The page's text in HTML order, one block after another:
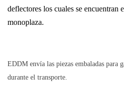
deflectores los cuales se encuentran
monoplaza.
EDDM envía las piezas embaladas para
durante el transporte.